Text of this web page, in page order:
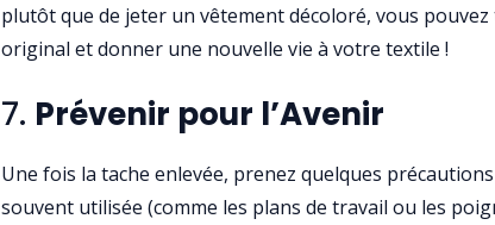
plutôt que de jeter un vêtement décoloré, vous
original et donner une nouvelle vie à votre textile !
7. Prévenir pour l’Avenir
Une fois la tache enlevée, prenez quelques
souvent utilisée (comme les plans de travail ou les